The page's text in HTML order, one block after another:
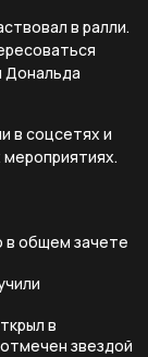
в ралли.
Дональда
в соцсетях и
в общем зачете
в
звездой